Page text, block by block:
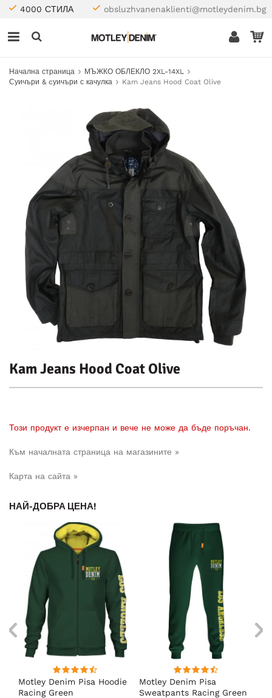
4000 СТИЛА obsluzhvanenaklienti@motleydenim.bg
Начална страница
МЪЖКО ОБЛЕКЛО 2XL-14XL
Суичъри & cуичъри с качулка
Kam Jeans Hood Coat Olive
Kam Jeans Hood Coat Olive
Този продукт е изчерпан и вече не може да бъде поръчан.
Към началната страница на магазините »
Карта на сайта »
НАЙ-ДОБРА ЦЕНА!
Motley Denim Pisa Hoodie
Racing Green
Motley Denim Pisa
Sweatpants Racing Green